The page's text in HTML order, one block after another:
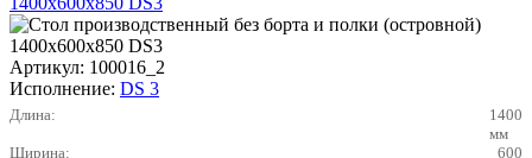
Артикул: 100016_2
Исполнение: DS 3
Длина:
1400
мм
Ширина:
600